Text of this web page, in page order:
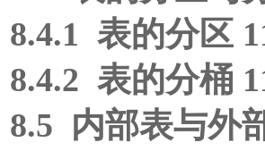
8.4.1 表的分区
8.4.2 表的分桶
8.5 内部表与外